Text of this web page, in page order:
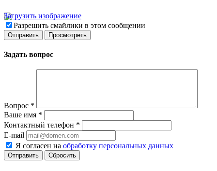
Загрузить изображение
Разрешить смайлики в этом сообщении
Задать вопрос
Вопрос *
Ваше имя *
Контактный телефон *
E-mail
Я согласен на обработку персональных данных
Сбросить